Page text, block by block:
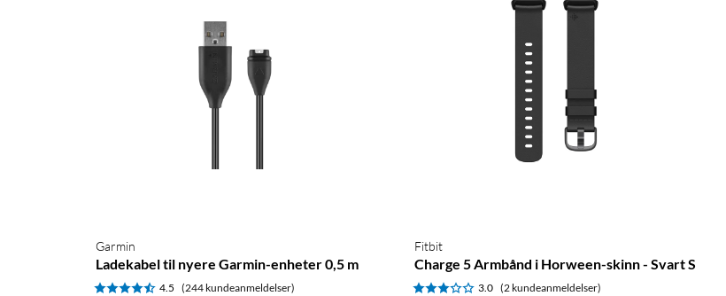
Garmin
Ladekabel til nyere Garmin-enheter 0,5 m
4.5 (244 kundeanmeldelser)
Fitbit
Charge 5 Armbånd i Horween-skinn - Svart S
3.0 (2 kundeanmeldelser)